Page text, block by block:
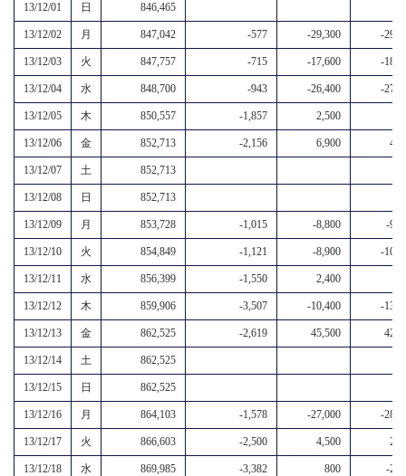
13/12/01 日 846,465
13/12/02 月 847,042 -577 -29,300 -
13/12/03 火 847,757 -715 -17,600 -
13/12/04 水 848,700 -943 -26,400 -
13/12/05 木 850,557 -1,857 2,500
13/12/06 金 852,713 -2,156 6,900
13/12/07 土 852,713
13/12/08 日 852,713
13/12/09 月 853,728 -1,015 -8,800 -
13/12/10 火 854,849 -1,121 -8,900 -
13/12/11 水 856,399 -1,550 2,400
13/12/12 木 859,906 -3,507 -10,400 -
13/12/13 金 862,525 -2,619 45,500
13/12/14 土 862,525
13/12/15 日 862,525
13/12/16 月 864,103 -1,578 -27,000 -
13/12/17 火 866,603 -2,500 4,500
13/12/18 水 869,985 -3,382 800 -